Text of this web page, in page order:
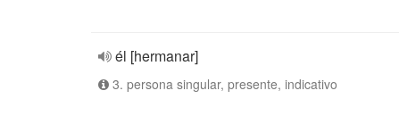
él [hermanar]
3. persona singular, presente, indicativo